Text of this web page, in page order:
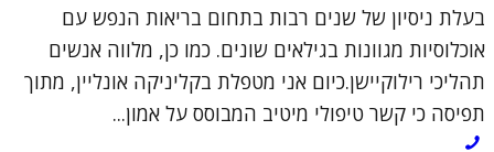
בעלת ניסיון של שנים רבות בתחום בריאות הנפש עם
אוכלוסיות מגוונות בגילאים שונים. כמו כן, מלווה אנשים
תהליכי רילוקיישן.כיום אני מטפלת בקליניקה אונליין, מתוך
תפיסה כי קשר טיפולי מיטיב המבוסס על אמון...